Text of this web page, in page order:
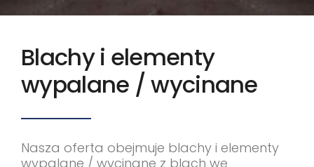
Blachy i elementy
wypalane / wycinane
Nasza oferta obejmuje blachy i elementy
wypalane / wycinane z blach we